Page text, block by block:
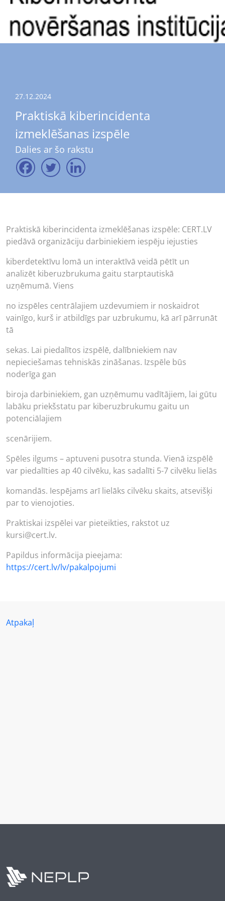
27.12.2024
Praktiskā kiberincidenta
izmeklēšanas izspēle
Dalies ar šo rakstu
Praktiskā kiberincidenta izmeklēšanas izspēle: CERT.LV
piedāvā organizāciju darbiniekiem iespēju iejusties
kiberdetektīvu lomā un interaktīvā veidā pētīt un
analizēt kiberuzbrukuma gaitu starptautiskā
uzņēmumā. Viens
no izspēles centrālajiem uzdevumiem ir noskaidrot
vainīgo, kurš ir atbildīgs par uzbrukumu, kā arī pārrunāt
tā
sekas. Lai piedalītos izspēlē, dalībniekiem nav
nepieciešamas tehniskās zināšanas. Izspēle būs
noderīga gan
biroja darbiniekiem, gan uzņēmumu vadītājiem, lai gūtu
labāku priekšstatu par kiberuzbrukumu gaitu un
potenciālajiem
scenārijiem.
Spēles ilgums – aptuveni pusotra stunda. Vienā izspēlē
var piedalīties ap 40 cilvēku, kas sadalīti 5-7 cilvēku lielās
komandās. Iespējams arī lielāks cilvēku skaits, atsevišķi
par to vienojoties.
Praktiskai izspēlei var pieteikties, rakstot uz
kursi@cert.lv.
Papildus informācija pieejama:
https://cert.lv/lv/pakalpojumi
Atpakaļ